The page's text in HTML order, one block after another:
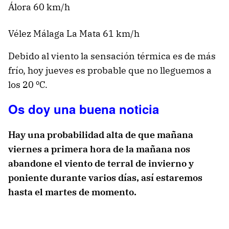
Álora 60 km/h
Vélez Málaga La Mata 61 km/h
Debido al viento la sensación térmica es de más
frío, hoy jueves es probable que no lleguemos a
los 20 ºC.
Os doy una buena noticia
Hay una probabilidad alta de que mañana
viernes a primera hora de la mañana nos
abandone el viento de terral de invierno y
poniente durante varios días, así estaremos
hasta el martes de momento.